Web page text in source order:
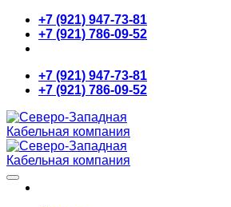
Skip
content
+7 (921) 947-73-81
+7 (921) 786-09-52
+7 (921) 947-73-81
+7 (921) 786-09-52